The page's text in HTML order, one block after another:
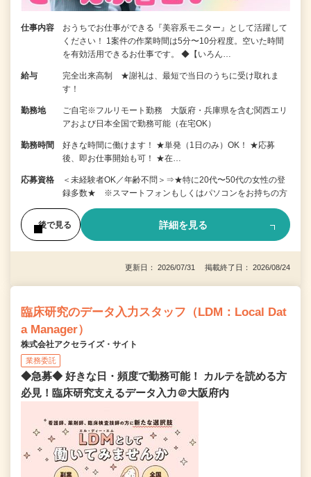
仕事内容
おうちでお仕事ができる『美容系モニター』として活躍して
ください！ 1案件の作業時間は5分〜10分程度。空いた時間
を有効活用できるお仕事です。 ◆【いろん…
給与
完全出来高制 ★謝礼は、最短で当日のうちに受け取れま
す！
勤務地
ご自宅※フルリモート勤務 大阪府・兵庫県を含む関西エリ
アおよび日本全国で勤務可能（在宅OK）
勤務時間
好きな時間に働けます！ ★単発（1日のみ）OK！ ★応募
後、即お仕事開始も可！ ★在…
応募資格
＜未経験者OK／年齢不問＞⇒★特に20代〜50代の女性の登
録多数★ ※スマートフォンもしくはパソコンをお持ちの方
後で見る 詳細を見る
更新日： 2026/07/31 掲載終了日： 2026/08/24
臨床研究のデータ入力スタッフ（LDM：Local Dat
a Manager）
株式会社アクセライズ・サイト
業務委託
◆急募◆ 好きな日・頻度で勤務可能！ カルテを読める方
必見！臨床研究支えるデータ入力＠大阪府内